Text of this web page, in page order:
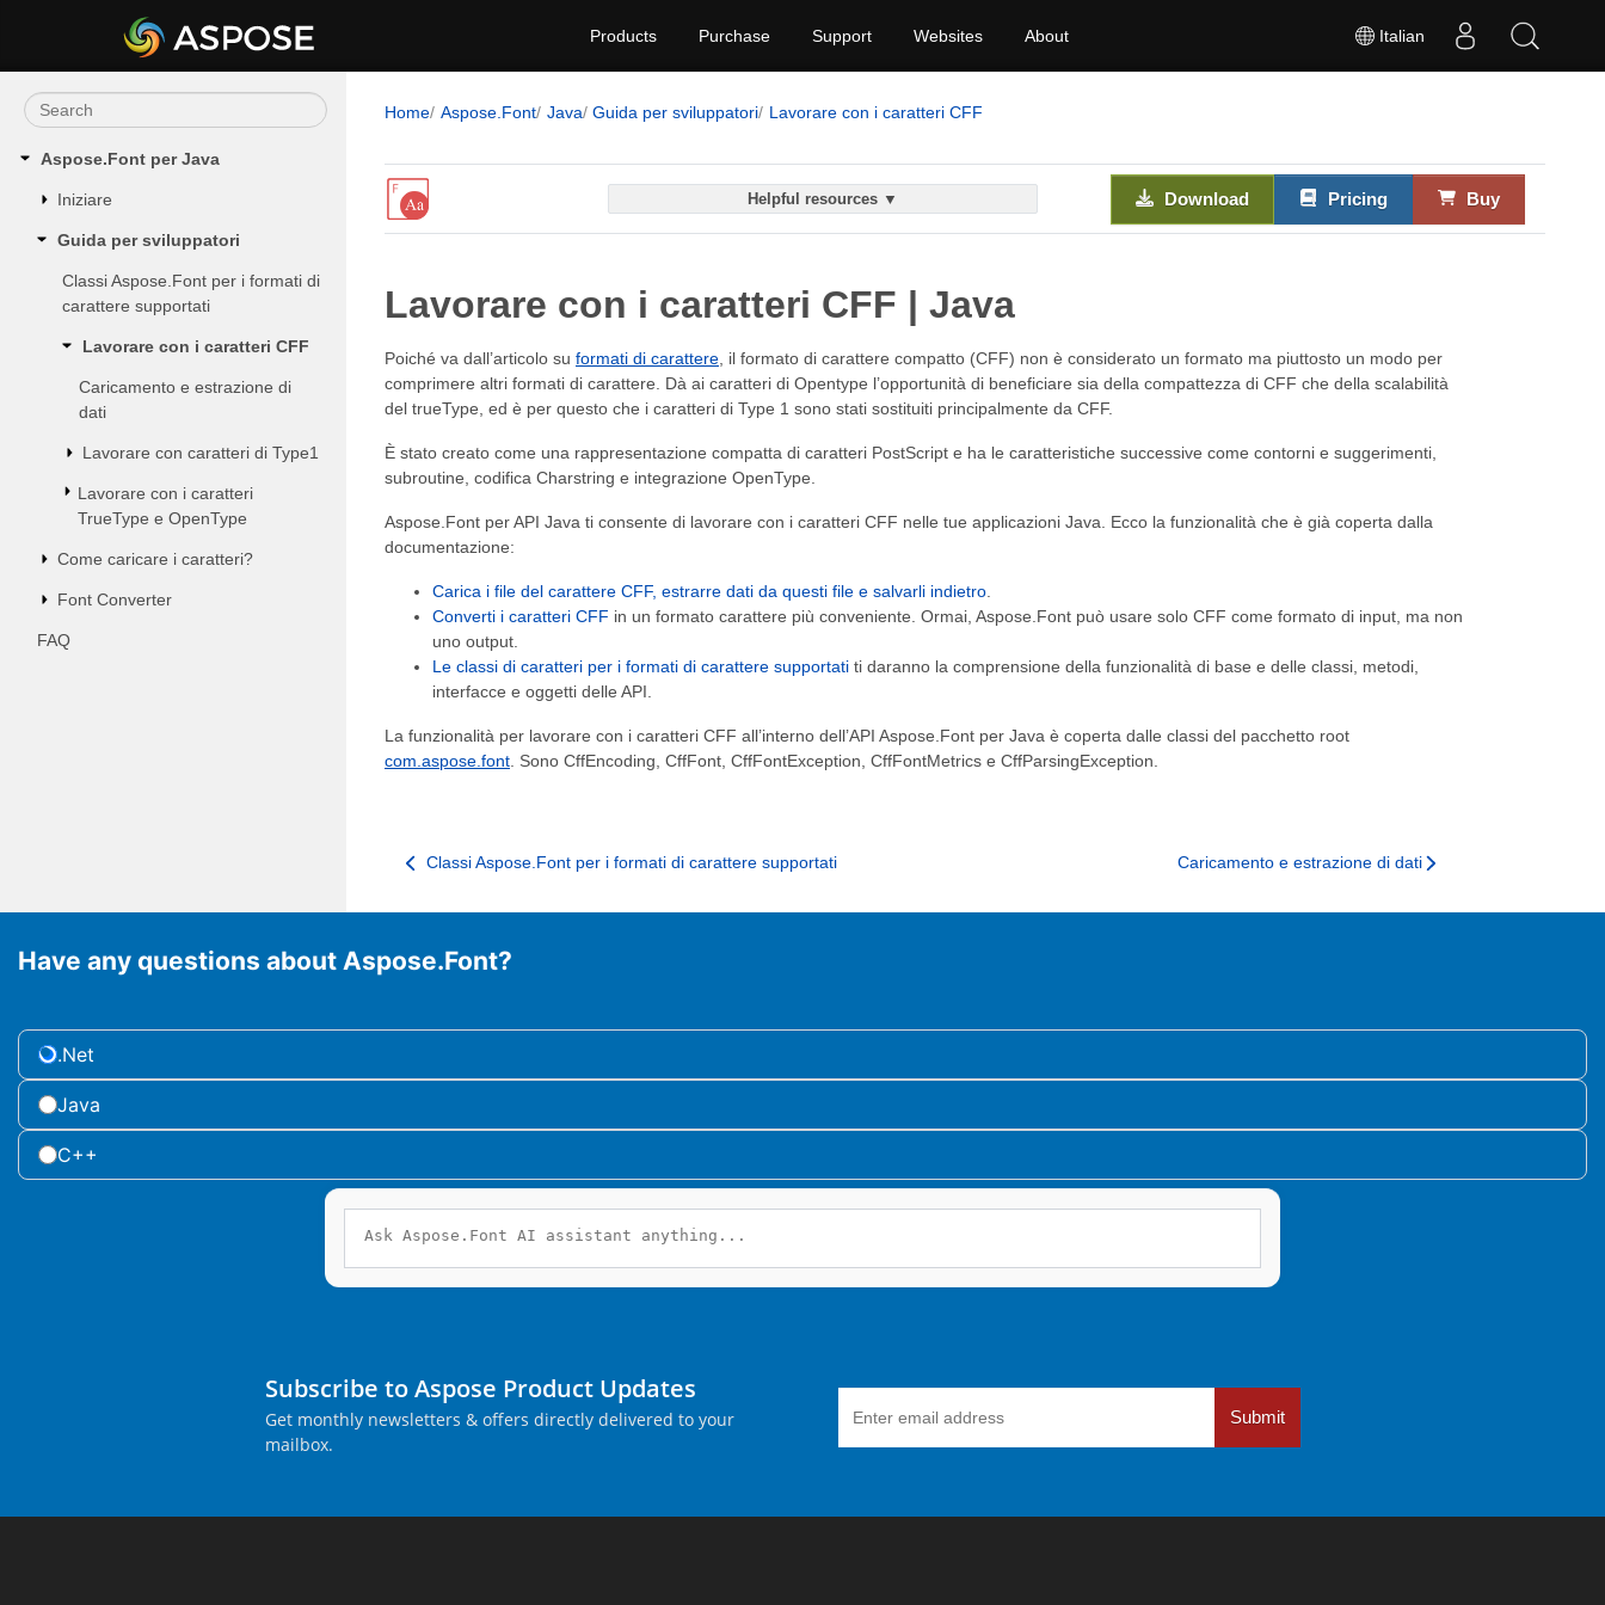
Italian
Products Purchase Support Websites About
Aspose.Font per Java
Iniziare
Guida per sviluppatori
Classi Aspose.Font per i formati di
carattere supportati
Lavorare con i caratteri CFF
Caricamento e estrazione di
dati
Lavorare con caratteri di Type1
Lavorare con i caratteri
TrueType e OpenType
Come caricare i caratteri?
Font Converter
FAQ
Home Aspose.Font Java Guida per sviluppatori Lavorare con i caratteri CFF
Helpful resources ▼ Download Pricing Buy
Lavorare con i caratteri CFF | Java
Poiché va dall’articolo su formati di carattere, il formato di carattere compatto (CFF) non è considerato un formato ma piuttosto un modo per
comprimere altri formati di carattere. Dà ai caratteri di Opentype l’opportunità di beneficiare sia della compattezza di CFF che della scalabilità
del trueType, ed è per questo che i caratteri di Type 1 sono stati sostituiti principalmente da CFF.
È stato creato come una rappresentazione compatta di caratteri PostScript e ha le caratteristiche successive come contorni e suggerimenti,
subroutine, codifica Charstring e integrazione OpenType.
Aspose.Font per API Java ti consente di lavorare con i caratteri CFF nelle tue applicazioni Java. Ecco la funzionalità che è già coperta dalla
documentazione:
Carica i file del carattere CFF, estrarre dati da questi file e salvarli indietro.
Converti i caratteri CFF in un formato carattere più conveniente. Ormai, Aspose.Font può usare solo CFF come formato di input, ma non
uno output.
Le classi di caratteri per i formati di carattere supportati ti daranno la comprensione della funzionalità di base e delle classi, metodi,
interfacce e oggetti delle API.
La funzionalità per lavorare con i caratteri CFF all’interno dell’API Aspose.Font per Java è coperta dalle classi del pacchetto root
com.aspose.font. Sono CffEncoding, CffFont, CffFontException, CffFontMetrics e CffParsingException.
Classi Aspose.Font per i formati di carattere supportati Caricamento e estrazione di dati
Have any questions about Aspose.Font?
.Net
Java
C++
Subscribe to Aspose Product Updates
Get monthly newsletters & offers directly delivered to your
mailbox.
Submit